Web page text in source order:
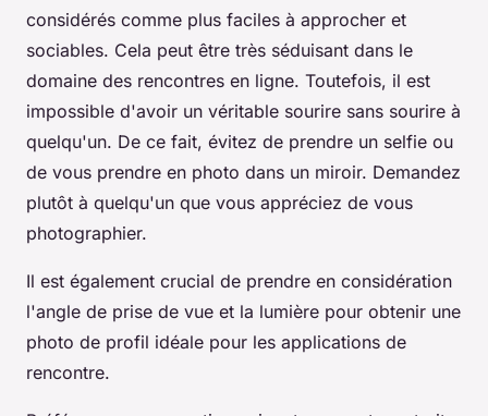
considérés comme plus faciles à approcher et
sociables. Cela peut être très séduisant dans le
domaine des rencontres en ligne. Toutefois, il est
impossible d'avoir un véritable sourire sans sourire à
quelqu'un. De ce fait, évitez de prendre un selfie ou
de vous prendre en photo dans un miroir. Demandez
plutôt à quelqu'un que vous appréciez de vous
photographier.
Il est également crucial de prendre en considération
l'angle de prise de vue et la lumière pour obtenir une
photo de profil idéale pour les applications de
rencontre.